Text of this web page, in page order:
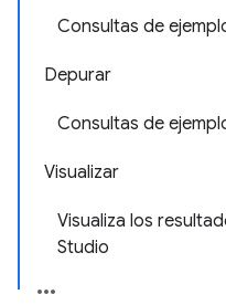
Consultas de
Depurar
Consultas de
Visualizar
Visualiza los
Studio